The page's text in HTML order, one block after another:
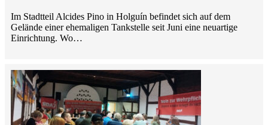
Im Stadtteil Alcides Pino in Holguín befindet sich auf dem
Gelände einer ehemaligen Tankstelle seit Juni eine neuartige
Einrichtung. Wo…